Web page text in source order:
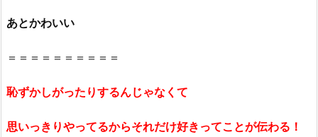
好
嫌
ど
な
あとかわいい
＝＝＝＝＝＝＝＝＝＝
恥ずかしがったりするんじゃなくて
思いっきりやってるからそれだけ好きってことが伝わる！